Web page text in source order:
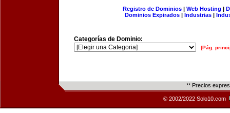
Registro de Dominios| Web Hosting |
Dominios Expirados | Industrias |
Categorías de Dominio:
[Pág.
** Precios
© 2002/2022 Solo10.com